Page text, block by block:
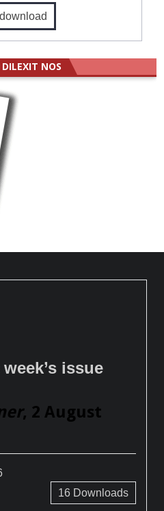
NOS
issue
, 2 August
16Downloads